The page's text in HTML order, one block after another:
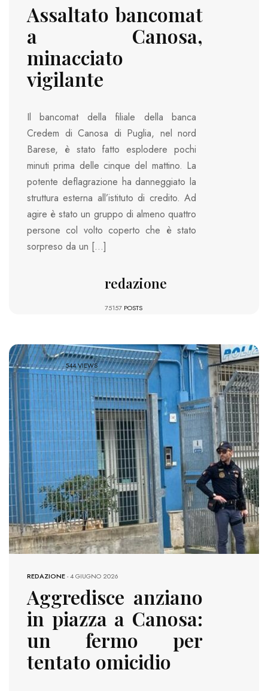
Assaltato bancomat
a Canosa,
minacciato
vigilante
Il bancomat della filiale della banca
Credem di Canosa di Puglia, nel nord
Barese, è stato fatto esplodere pochi
minuti prima delle cinque del mattino. La
potente deflagrazione ha danneggiato la
struttura esterna all’istituto di credito. Ad
agire è stato un gruppo di almeno quattro
persone col volto coperto che è stato
sorpreso da un […]
redazione
75157 POSTS
544 VIEWS
REDAZIONE-4 GIUGNO 2026
Aggredisce anziano
in piazza a Canosa:
un fermo per
tentato omicidio